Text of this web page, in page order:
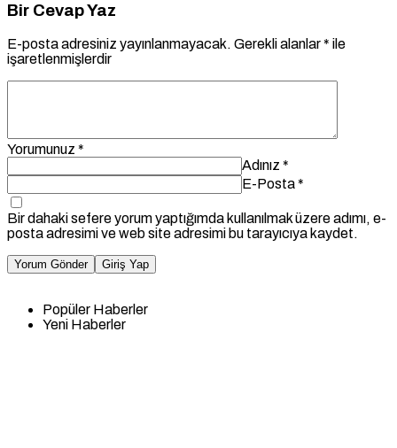
Bir Cevap Yaz
E-posta adresiniz yayınlanmayacak. Gerekli alanlar* ile
işaretlenmişlerdir
Yorumunuz *
Adınız *
E-Posta*
Bir dahaki sefere yorum yaptığımda kullanılmak üzere adımı, e-
posta adresimi ve web site adresimi bu tarayıcıya kaydet.
Yorum Gönder Giriş Yap
Popüler Haberler
Yeni Haberler